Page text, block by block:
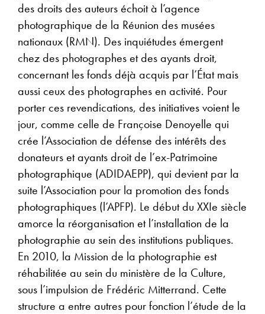
des droits des auteurs échoit à l’agence
photographique de la Réunion des musées
nationaux (RMN). Des inquiétudes émergent
chez des photographes et des ayants droit,
concernant les fonds déjà acquis par l’État mais
aussi ceux des photographes en activité. Pour
porter ces revendications, des initiatives voient le
jour, comme celle de Françoise Denoyelle qui
crée l’Association de défense des intérêts des
donateurs et ayants droit de l’ex-Patrimoine
photographique (ADIDAEPP), qui devient par la
suite l’Association pour la promotion des fonds
photographiques (l’APFP). Le début du XXIe siècle
amorce la réorganisation et l’installation de la
photographie au sein des institutions publiques.
En 2010, la Mission de la photographie est
réhabilitée au sein du ministère de la Culture,
sous l’impulsion de Frédéric Mitterrand. Cette
structure a entre autres pour fonction l’étude de la